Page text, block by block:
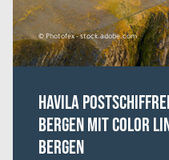
© Photofex - stock.adobe.com
HAVILA
Bergen mit Color
Bergen